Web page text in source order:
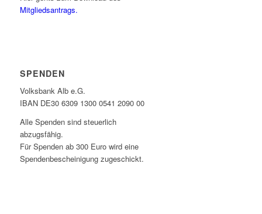
Mitgliedsantrags.
SPENDEN
Volksbank Alb e.G.
IBAN DE30 6309 1300 0541 2090 00
Alle Spenden sind steuerlich
abzugsfähig.
Für Spenden ab 300 Euro wird eine
Spendenbescheinigung zugeschickt.